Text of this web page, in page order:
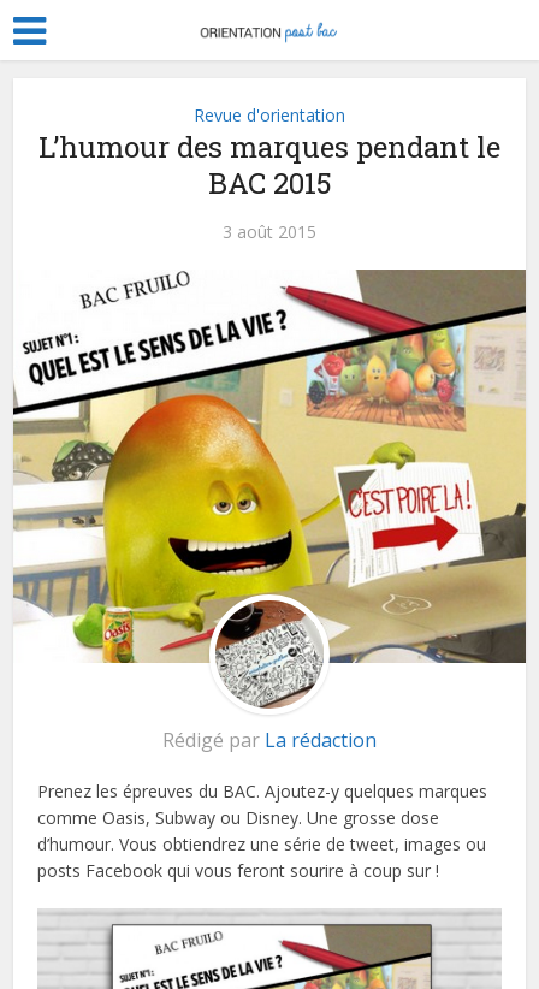
Revue d'orientation
L’humour des marques pendant le
BAC 2015
3 août 2015
Rédigé par La rédaction
Prenez les épreuves du BAC. Ajoutez-y quelques marques
comme Oasis, Subway ou Disney. Une grosse dose
d’humour. Vous obtiendrez une série de tweet, images ou
posts Facebook qui vous feront sourire à coup sur !